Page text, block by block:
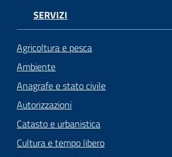
SERVIZI
Agricoltura e pesca
Ambiente
Anagrafe e stato civile
Autorizzazioni
Catasto e urbanistica
Cultura e tempo libero